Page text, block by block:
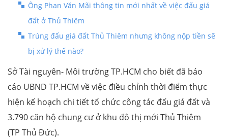
Ông Phan Văn Mãi thông tin mới nhất về việc đấu giá
đất ở Thủ Thiêm
Trúng đấu giá đất Thủ Thiêm nhưng không nộp tiền sẽ
bị xử lý thế nào?
Sở Tài nguyên- Môi trường TP.HCM cho biết đã báo
cáo UBND TP.HCM về việc điều chỉnh thời điểm thực
hiện kế hoạch chi tiết tổ chức công tác đấu giá đất và
3.790 căn hộ chung cư ở khu đô thị mới Thủ Thiêm
(TP Thủ Đức).